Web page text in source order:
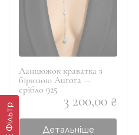
Фільтр
Ланцюжок краватка з
бірюзою Aurora —
срібло 925
3 200,00 ₴
Детальніше